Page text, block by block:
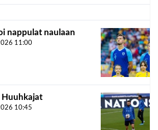
nappulat naulaan
11:00
Huuhkajat
10:45